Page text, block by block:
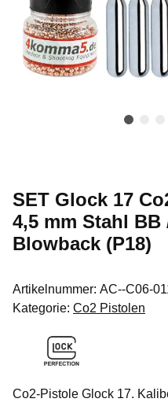
SET Glock 17
4,5 mm Stahl BB
Blowback (P18)
Artikelnummer: AC--C06-
Kategorie: Co2 Pistolen
Co2-Pistole Glock 17.